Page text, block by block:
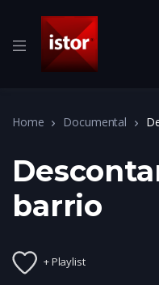
Home Documental
barrio
+ Playlist